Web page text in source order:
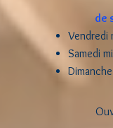
de
Vendredi
Samedi